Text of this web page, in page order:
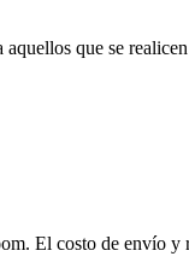
que se realicen
El costo de envío y